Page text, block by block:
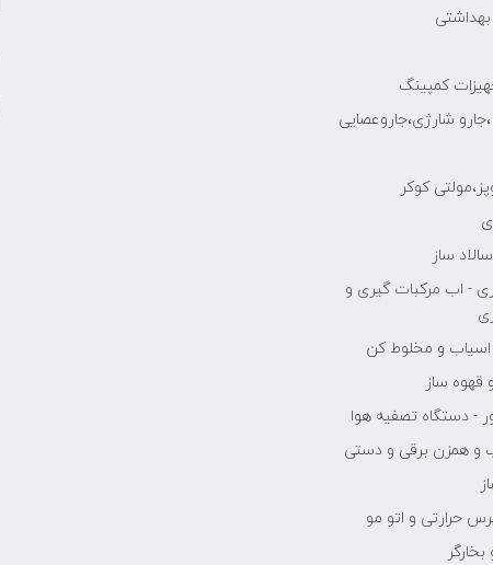
کمپینگ
شارژی،جاروعصایی
کوکر
ساز
- اب مرکبات گیری و
اسیاب و مخلوط کن
قهوه ساز
- دستگاه تصفیه هوا
و همزن برقی و دستی
حرارتی و اتو مو
بخارگر